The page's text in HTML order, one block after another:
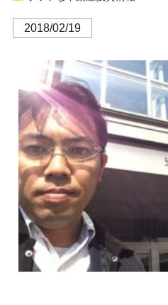
2018/02/19